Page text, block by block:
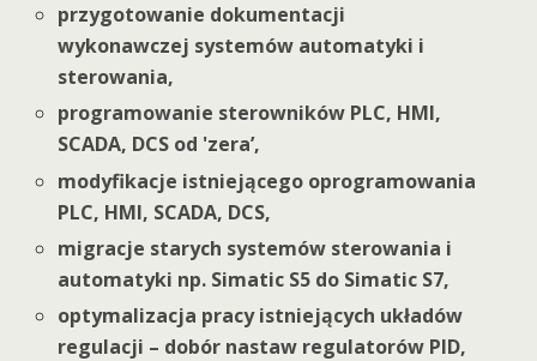
przygotowanie dokumentacji
wykonawczej systemów automatyki i
sterowania,
programowanie sterowników PLC, HMI,
SCADA, DCS od 'zera’,
modyfikacje istniejącego oprogramowania
PLC, HMI, SCADA, DCS,
migracje starych systemów sterowania i
automatyki np. Simatic S5 do Simatic S7,
optymalizacja pracy istniejących układów
regulacji – dobór nastaw regulatorów PID,